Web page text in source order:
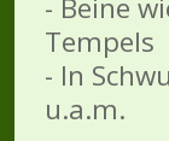
- Beine
Tempels
- In
u.a.m.